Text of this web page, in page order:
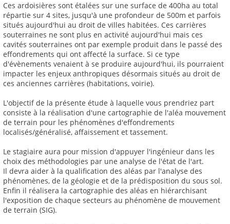
Ces ardoisières sont étalées sur une surface de 400ha au total
répartie sur 4 sites, jusqu'à une profondeur de 500m et parfois
situés aujourd'hui au droit de villes habitées. Ces carrières
souterraines ne sont plus en activité aujourd'hui mais ces
cavités souterraines ont par exemple produit dans le passé des
effondrements qui ont affecté la surface. Si ce type
d'évènements venaient à se produire aujourd'hui, ils pourraient
impacter les enjeux anthropiques désormais situés au droit de
ces anciennes carrières (habitations, voirie).
L'objectif de la présente étude à laquelle vous prendriez part
consiste à la réalisation d'une cartographie de l'aléa mouvement
de terrain pour les phénomènes d'effondrements
localisés/généralisé, affaissement et tassement.
Le stagiaire aura pour mission d'appuyer l'ingénieur dans les
choix des méthodologies par une analyse de l'état de l'art.
Il devra aider à la qualification des aléas par l'analyse des
phénomènes, de la géologie et de la prédisposition du sous sol.
Enfin il réalisera la cartographie des aléas en hiérarchisant
l'exposition de chaque secteurs au phénomène de mouvement
de terrain (SIG).